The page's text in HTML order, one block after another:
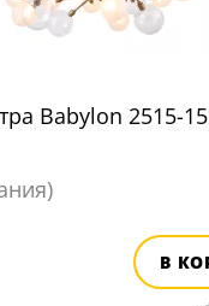
Babylon 2515-
В